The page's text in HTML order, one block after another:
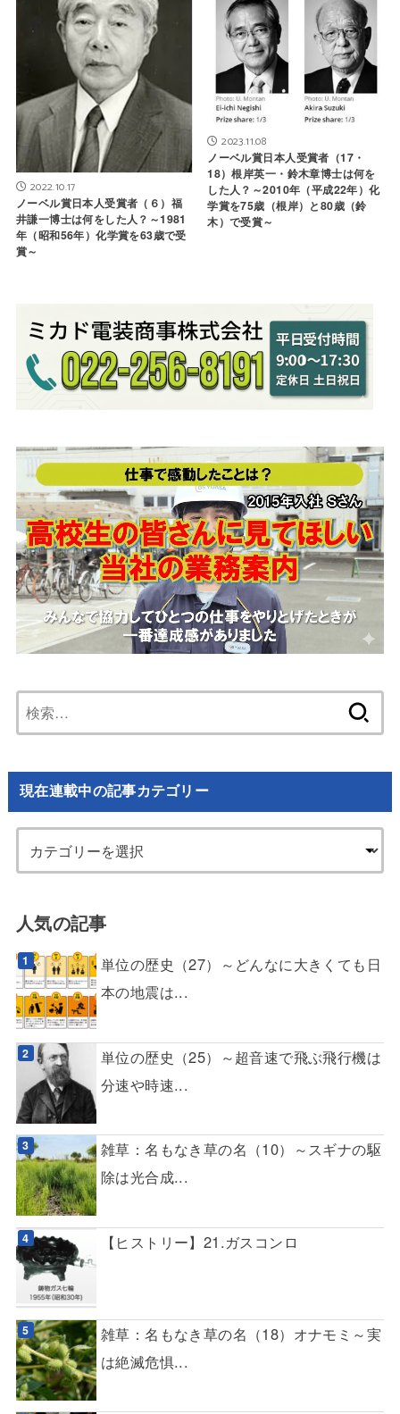
2022.10.17
ノーベル賞日本人受賞者（６）福
井謙一博士は何をした人？～1981
年（昭和56年）化学賞を63歳で受
賞～
2023.11.08
ノーベル賞日本人受賞者（17・
18）根岸英一・鈴木章博士は何を
した人？～2010年（平成22年）化
学賞を75歳（根岸）と80歳（鈴
木）で受賞～
索:
現在連載中の記事カテゴリー
人気の記事
単位の歴史（27）～どんなに大きくても日
本の地震は...
単位の歴史（25）～超音速で飛ぶ飛行機は
分速や時速...
雑草：名もなき草の名（10）～スギナの駆
除は光合成...
【ヒストリー】21.ガスコンロ
雑草：名もなき草の名（18）オナモミ～実
は絶滅危惧...